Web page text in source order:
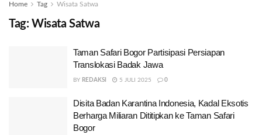
Home Tag Wisata Satwa
Tag: Wisata Satwa
Taman Safari Bogor Partisipasi Persiapan
Translokasi Badak Jawa
BY REDAKSI 5 JULI 2025 0
Disita Badan Karantina Indonesia, Kadal Eksotis
Berharga Miliaran Dititipkan ke Taman Safari
Bogor